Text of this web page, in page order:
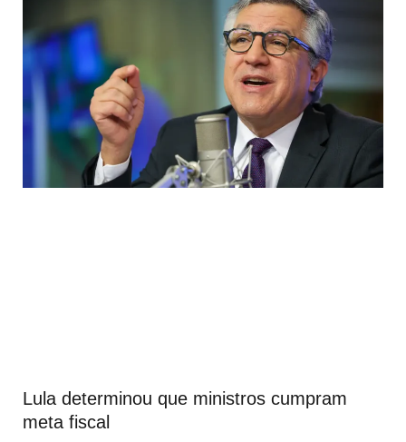
Lula determinou que ministros cumpram
meta fiscal